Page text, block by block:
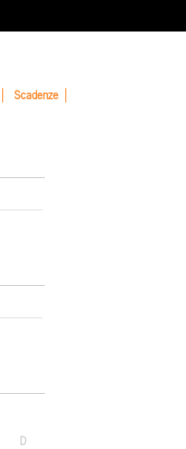
Scadenze
D